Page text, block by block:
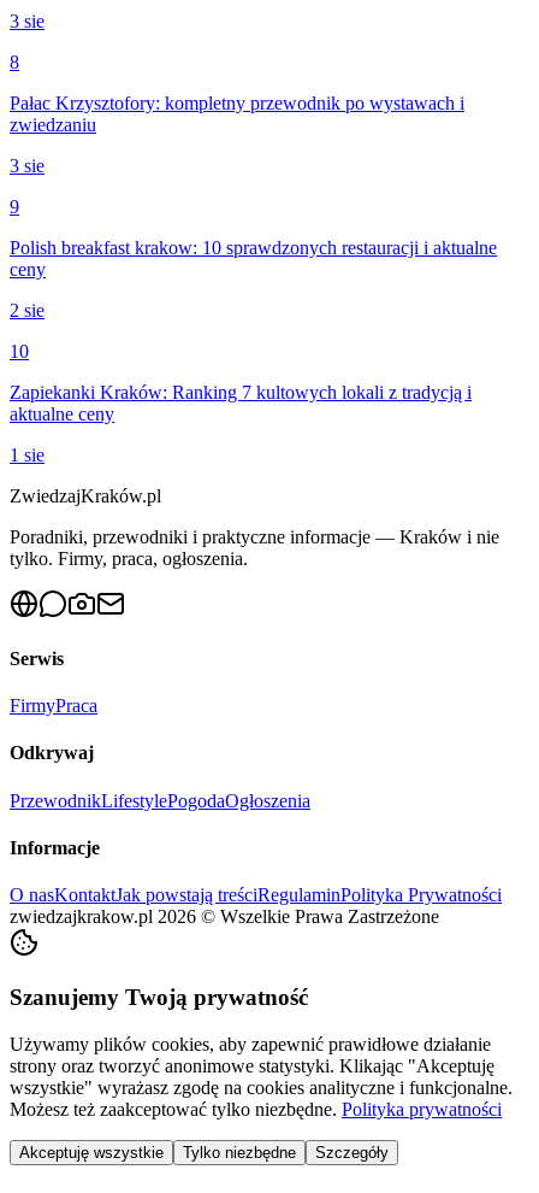
3 sie
8
Pałac Krzysztofory: kompletny przewodnik po wystawach i
zwiedzaniu
3 sie
9
Polish breakfast krakow: 10 sprawdzonych restauracji i aktualne
ceny
2 sie
10
Zapiekanki Kraków: Ranking 7 kultowych lokali z tradycją i
aktualne ceny
1 sie
ZwiedzajKraków.pl
Poradniki, przewodniki i praktyczne informacje — Kraków i nie
tylko. Firmy, praca, ogłoszenia.
Serwis
FirmyPraca
Odkrywaj
PrzewodnikLifestylePogodaOgłoszenia
Informacje
O nasKontaktJak powstają treściRegulaminPolityka Prywatności
zwiedzajkrakow.pl 2026 © Wszelkie Prawa Zastrzeżone
Szanujemy Twoją prywatność
Używamy plików cookies, aby zapewnić prawidłowe działanie
strony oraz tworzyć anonimowe statystyki. Klikając "Akceptuję
wszystkie" wyrażasz zgodę na cookies analityczne i funkcjonalne.
Możesz też zaakceptować tylko niezbędne. Polityka prywatności
Akceptuję wszystkie Tylko niezbędne Szczegóły